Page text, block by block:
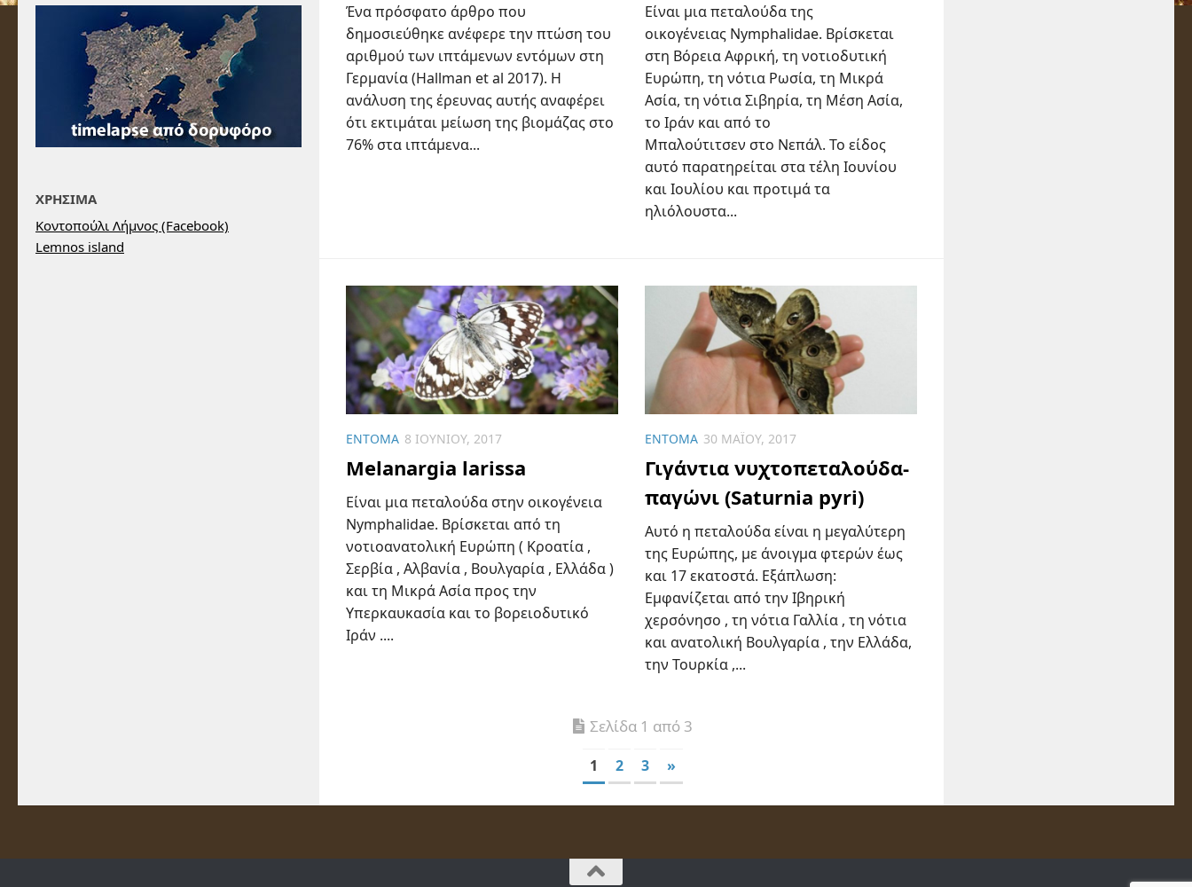
Ένα πρόσφατο άρθρο που
δημοσιεύθηκε ανέφερε την πτώση του
αριθμού των ιπτάμενων εντόμων στη
Γερμανία (Hallman et al 2017). Η
ανάλυση της έρευνας αυτής αναφέρει
ότι εκτιμάται μείωση της βιομάζας στο
76% στα ιπτάμενα...
Είναι μια πεταλούδα της
οικογένειας Nymphalidae. Βρίσκεται
στη Βόρεια Αφρική, τη νοτιοδυτική
Ευρώπη, τη νότια Ρωσία, τη Μικρά
Ασία, τη νότια Σιβηρία, τη Μέση Ασία,
το Ιράν και από το
Μπαλούτιτσεν στο Νεπάλ. Το είδος
αυτό παρατηρείται στα τέλη Ιουνίου
και Ιουλίου και προτιμά τα
ηλιόλουστα...
ΈΝΤΟΜΑ 8 ΙΟΥΝΊΟΥ, 2017
Melanargia larissa
Είναι μια πεταλούδα στην οικογένεια
Nymphalidae. Βρίσκεται από τη
νοτιοανατολική Ευρώπη ( Κροατία ,
Σερβία , Αλβανία , Βουλγαρία , Ελλάδα )
και τη Μικρά Ασία προς την
Υπερκαυκασία και το βορειοδυτικό
Ιράν ....
ΈΝΤΟΜΑ 30 ΜΑΪ́ΟΥ, 2017
Γιγάντια νυχτοπεταλούδα-
παγώνι (Saturnia pyri)
Αυτό η πεταλούδα είναι η μεγαλύτερη
της Ευρώπης, με άνοιγμα φτερών έως
και 17 εκατοστά. Εξάπλωση:
Εμφανίζεται από την Ιβηρική
χερσόνησο , τη νότια Γαλλία , τη νότια
και ανατολική Βουλγαρία , την Ελλάδα,
την Τουρκία ,...
Σελίδα 1 από 3
1 2 3 »
ΧΡΗΣΙΜΑ
Κοντοπούλι Λήμνος (Facebook)
Lemnos island